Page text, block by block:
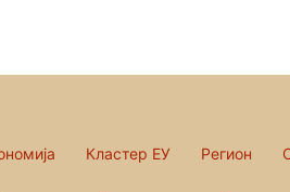
Кластер ЕУ Регион